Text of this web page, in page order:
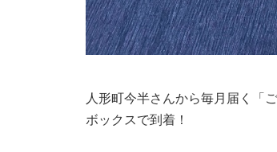
人形町今半さんから毎月届く「
ボックスで到着！